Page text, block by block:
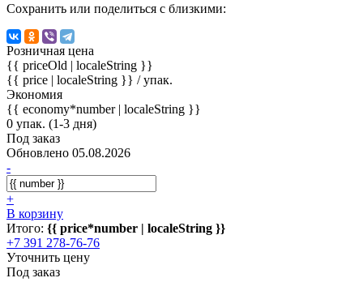
Сохранить или поделиться с близкими:
Розничная цена
{{ priceOld | localeString }}
{{ price | localeString }} / упак.
Экономия
{{ economy*number | localeString }}
0 упак. (1-3 дня)
Под заказ
Обновлено 05.08.2026
-
+
В корзину
Итого: {{ price*number | localeString }}
+7 391 278-76-76
Уточнить цену
Под заказ